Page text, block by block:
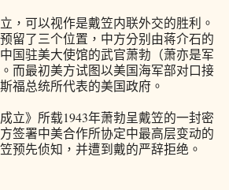
可以视作是戴笠内联外交的胜利。
留了三个位置，中方分别由蒋介石的
国驻美大使馆的武官萧勃（萧亦是军
而最初美方试图以美国海军部对口接
福总统所代表的美国政府。
》所载1943年萧勃呈戴笠的一封密
签署中美合作所协定中最高层变动的
预先侦知，并遭到戴的严辞拒绝。